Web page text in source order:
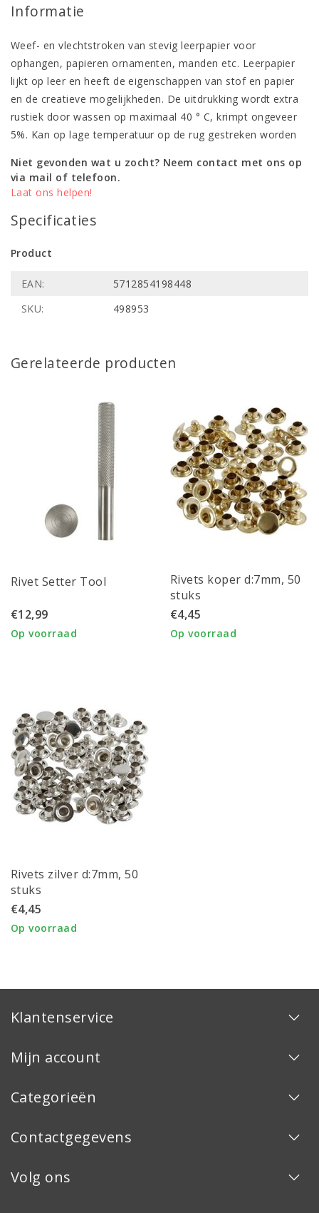
Informatie
Weef- en vlechtstroken van stevig leerpapier voor
ophangen, papieren ornamenten, manden etc. Leerpapier
lijkt op leer en heeft de eigenschappen van stof en papier
en de creatieve mogelijkheden. De uitdrukking wordt extra
rustiek door wassen op maximaal 40 ° C, krimpt ongeveer
5%. Kan op lage temperatuur op de rug gestreken worden
Niet gevonden wat u zocht? Neem contact met ons op
via mail of telefoon.
Laat ons helpen!
Specificaties
Product
EAN:
5712854198448
SKU:
498953
Gerelateerde producten
Rivet Setter Tool
€12,99
Op voorraad
Rivets koper d:7mm, 50
stuks
€4,45
Op voorraad
Rivets zilver d:7mm, 50
stuks
€4,45
Op voorraad
Klantenservice
Mijn account
Categorieën
Contactgegevens
Volg ons